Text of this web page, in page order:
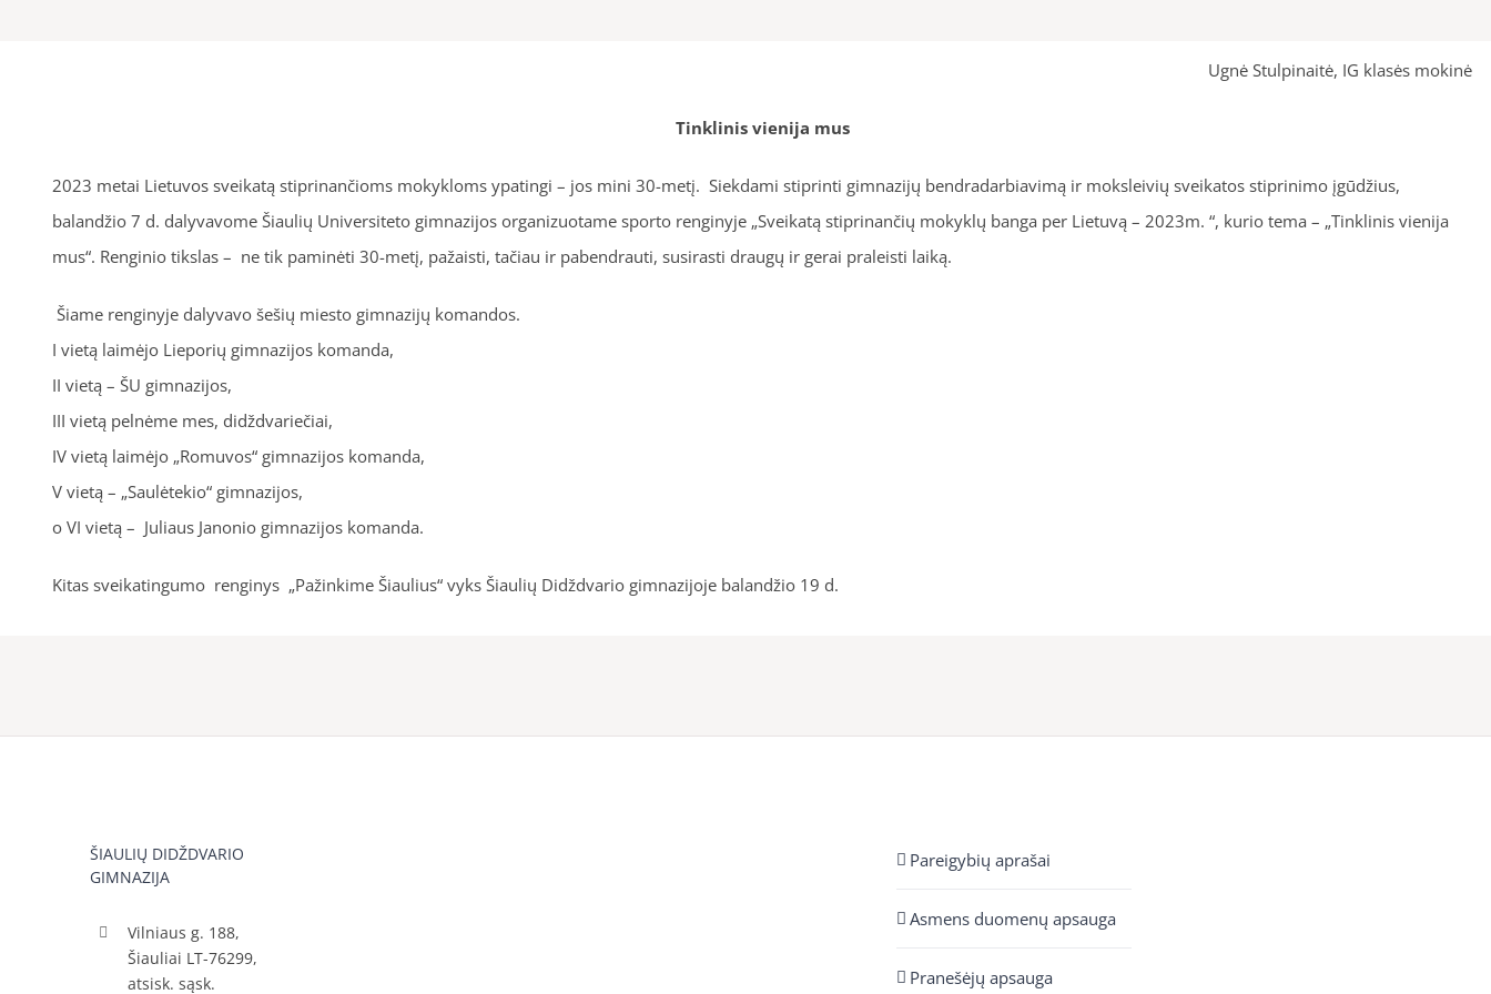
Ugnė Stulpinaitė, IG klasės mokinė
Tinklinis vienija mus
2023 metai Lietuvos sveikatą stiprinančioms mokykloms ypatingi – jos mini 30-metį. Siekdami stiprinti gimnazijų bendradarbiavimą ir moksleivių sveikatos stiprinimo įgūdžius,
balandžio 7 d. dalyvavome Šiaulių Universiteto gimnazijos organizuotame sporto renginyje „Sveikatą stiprinančių mokyklų banga per Lietuvą – 2023m. “, kurio tema – „Tinklinis vienija
mus“. Renginio tikslas – ne tik paminėti 30-metį, pažaisti, tačiau ir pabendrauti, susirasti draugų ir gerai praleisti laiką.
Šiame renginyje dalyvavo šešių miesto gimnazijų komandos.
I vietą laimėjo Lieporių gimnazijos komanda,
II vietą – ŠU gimnazijos,
III vietą pelnėme mes, didždvariečiai,
IV vietą laimėjo „Romuvos“ gimnazijos komanda,
V vietą – „Saulėtekio“ gimnazijos,
o VI vietą – Juliaus Janonio gimnazijos komanda.
Kitas sveikatingumo renginys „Pažinkime Šiaulius“ vyks Šiaulių Didždvario gimnazijoje balandžio 19 d.
ŠIAULIŲ DIDŽDVARIO
GIMNAZIJA
Vilniaus g. 188,
Šiauliai LT-76299,
atsisk. sąsk.
Pareigybių aprašai
Asmens duomenų apsauga
Pranešėjų apsauga